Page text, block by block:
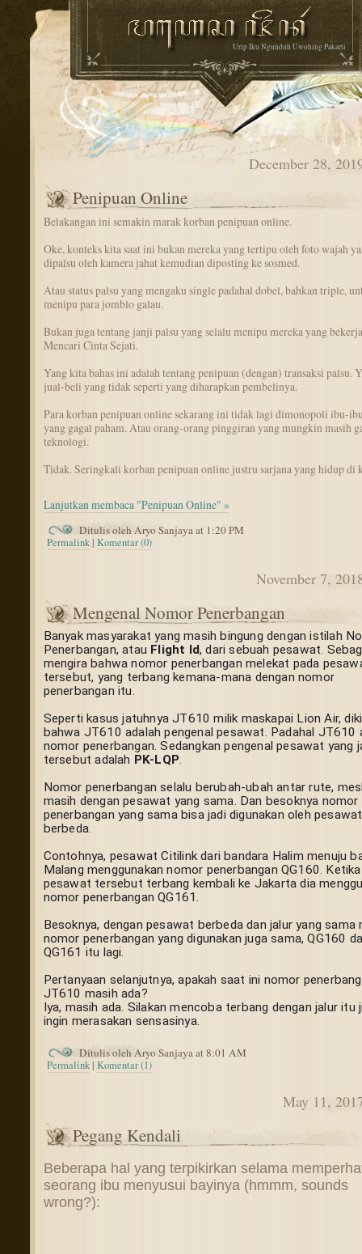
Urip Iku Ngunduh Uwohing Pakarti
December 28,
Penipuan Online
Belakangan ini semakin marak korban penipuan online.
Oke, konteks kita saat ini bukan mereka yang tertipu oleh foto wajah
dipalsu oleh kamera jahat kemudian diposting ke sosmed.
Atau status palsu yang mengaku single padahal dobel, bahkan triple,
menipu para jomblo galau.
Bukan juga tentang janji palsu yang selalu menipu mereka yang
Mencari Cinta Sejati.
Yang kita bahas ini adalah tentang penipuan (dengan) transaksi palsu.
jual-beli yang tidak seperti yang diharapkan pembelinya.
Para korban penipuan online sekarang ini tidak lagi dimonopoli ibu-
yang gagal paham. Atau orang-orang pinggiran yang mungkin masih
teknologi.
Tidak. Seringkali korban penipuan online justru sarjana yang hidup di
Lanjutkan membaca "Penipuan Online" »
Ditulis oleh Aryo Sanjaya at 1:20 PM
Permalink |Komentar (0)
November 7,
Mengenal Nomor Penerbangan
Banyak masyarakat yang masih bingung dengan istilah
Penerbangan, atau Flight Id, dari sebuah pesawat.
mengira bahwa nomor penerbangan melekat pada
tersebut, yang terbang kemana-mana dengan nomor
penerbangan itu.
Seperti kasus jatuhnya JT610 milik maskapai Lion Air,
bahwa JT610 adalah pengenal pesawat. Padahal JT610
nomor penerbangan. Sedangkan pengenal pesawat yang
tersebut adalah PK-LQP.
Nomor penerbangan selalu berubah-ubah antar rute,
masih dengan pesawat yang sama. Dan besoknya nomor
penerbangan yang sama bisa jadi digunakan oleh
berbeda.
Contohnya, pesawat Citilink dari bandara Halim menuju
Malang menggunakan nomor penerbangan QG160. Ketika
pesawat tersebut terbang kembali ke Jakarta dia
nomor penerbangan QG161.
Besoknya, dengan pesawat berbeda dan jalur yang sama
nomor penerbangan yang digunakan juga sama, QG160
QG161 itu lagi.
Pertanyaan selanjutnya, apakah saat ini nomor
JT610 masih ada?
Iya, masih ada. Silakan mencoba terbang dengan jalur itu
ingin merasakan sensasinya.
Ditulis oleh Aryo Sanjaya at 8:01 AM
Permalink |Komentar (1)
May 11,
Pegang Kendali
Beberapa hal yang terpikirkan selama
seorang ibu menyusui bayinya (hmmm, sounds
wrong?):